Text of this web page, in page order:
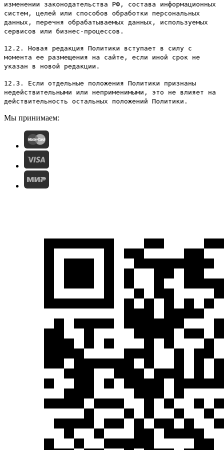
изменении законодательства РФ, состава информационных
систем, целей или способов обработки персональных
данных, перечня обрабатываемых данных, используемых
сервисов или бизнес-процессов.
12.2. Новая редакция Политики вступает в силу с
момента ее размещения на сайте, если иной срок не
указан в новой редакции.
12.3. Если отдельные положения Политики признаны
недействительными или неприменимыми, это не влияет на
действительность остальных положений Политики.
Мы принимаем: